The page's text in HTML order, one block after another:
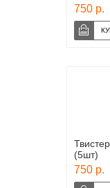
750 р.
(5шт)
750 р.